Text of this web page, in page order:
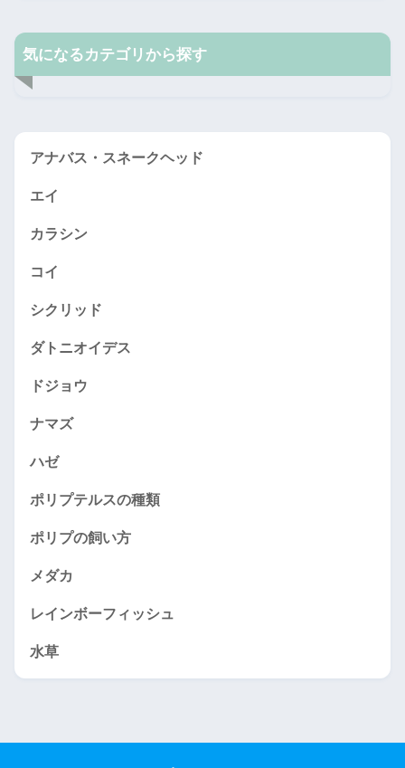
気になるカテゴリから探す
アナバス・スネークヘッド
エイ
カラシン
コイ
シクリッド
ダトニオイデス
ドジョウ
ナマズ
ハゼ
ポリプテルスの種類
ポリプの飼い方
メダカ
レインボーフィッシュ
水草